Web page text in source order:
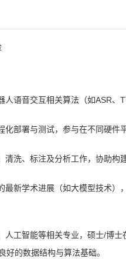
人语音交互相关算法（如ASR
部署与测试，参与在不同硬
洗、标注及分析工作，协助
新学术进展（如大模型技术
工智能等相关专业，硕士/博
的数据结构与算法基础。